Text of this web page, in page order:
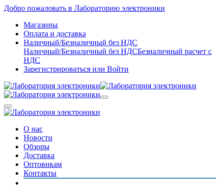
Добро пожаловать в Лабораторию электроники
Магазины
Оплата и доставка
Наличный/Безналичный без НДС
Наличный/Безналичный без НДСБезналичный расчет с
НДС
Зарегистрироваться или Войти
О нас
Новости
Обзоры
Доставка
Оптовикам
Контакты